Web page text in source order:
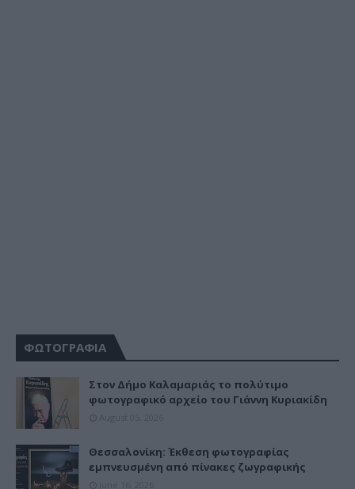
ΦΩΤΟΓΡΑΦΙΑ
Στον Δήμο Καλαμαριάς το πολύτιμο
φωτογραφικό αρχείο του Γιάννη Κυριακίδη
Θεσσαλονίκη: Έκθεση φωτογραφίας
εμπνευσμένη από πίνακες ζωγραφικής